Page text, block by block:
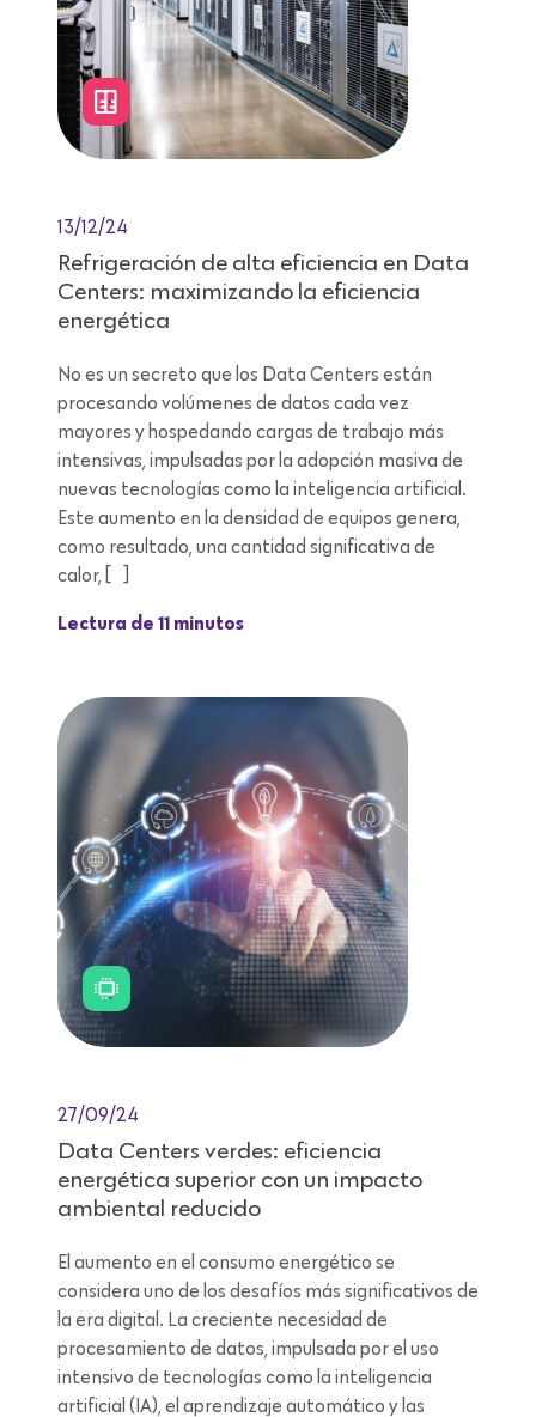
13/12/24
Refrigeración de alta eficiencia en Data
Centers: maximizando la eficiencia
energética
No es un secreto que los Data Centers están
procesando volúmenes de datos cada vez
mayores y hospedando cargas de trabajo más
intensivas, impulsadas por la adopción masiva de
nuevas tecnologías como la inteligencia artificial.
Este aumento en la densidad de equipos genera,
como resultado, una cantidad significativa de
calor, […]
Lectura de 11 minutos
27/09/24
Data Centers verdes: eficiencia
energética superior con un impacto
ambiental reducido
El aumento en el consumo energético se
considera uno de los desafíos más significativos de
la era digital. La creciente necesidad de
procesamiento de datos, impulsada por el uso
intensivo de tecnologías como la inteligencia
artificial (IA), el aprendizaje automático y las